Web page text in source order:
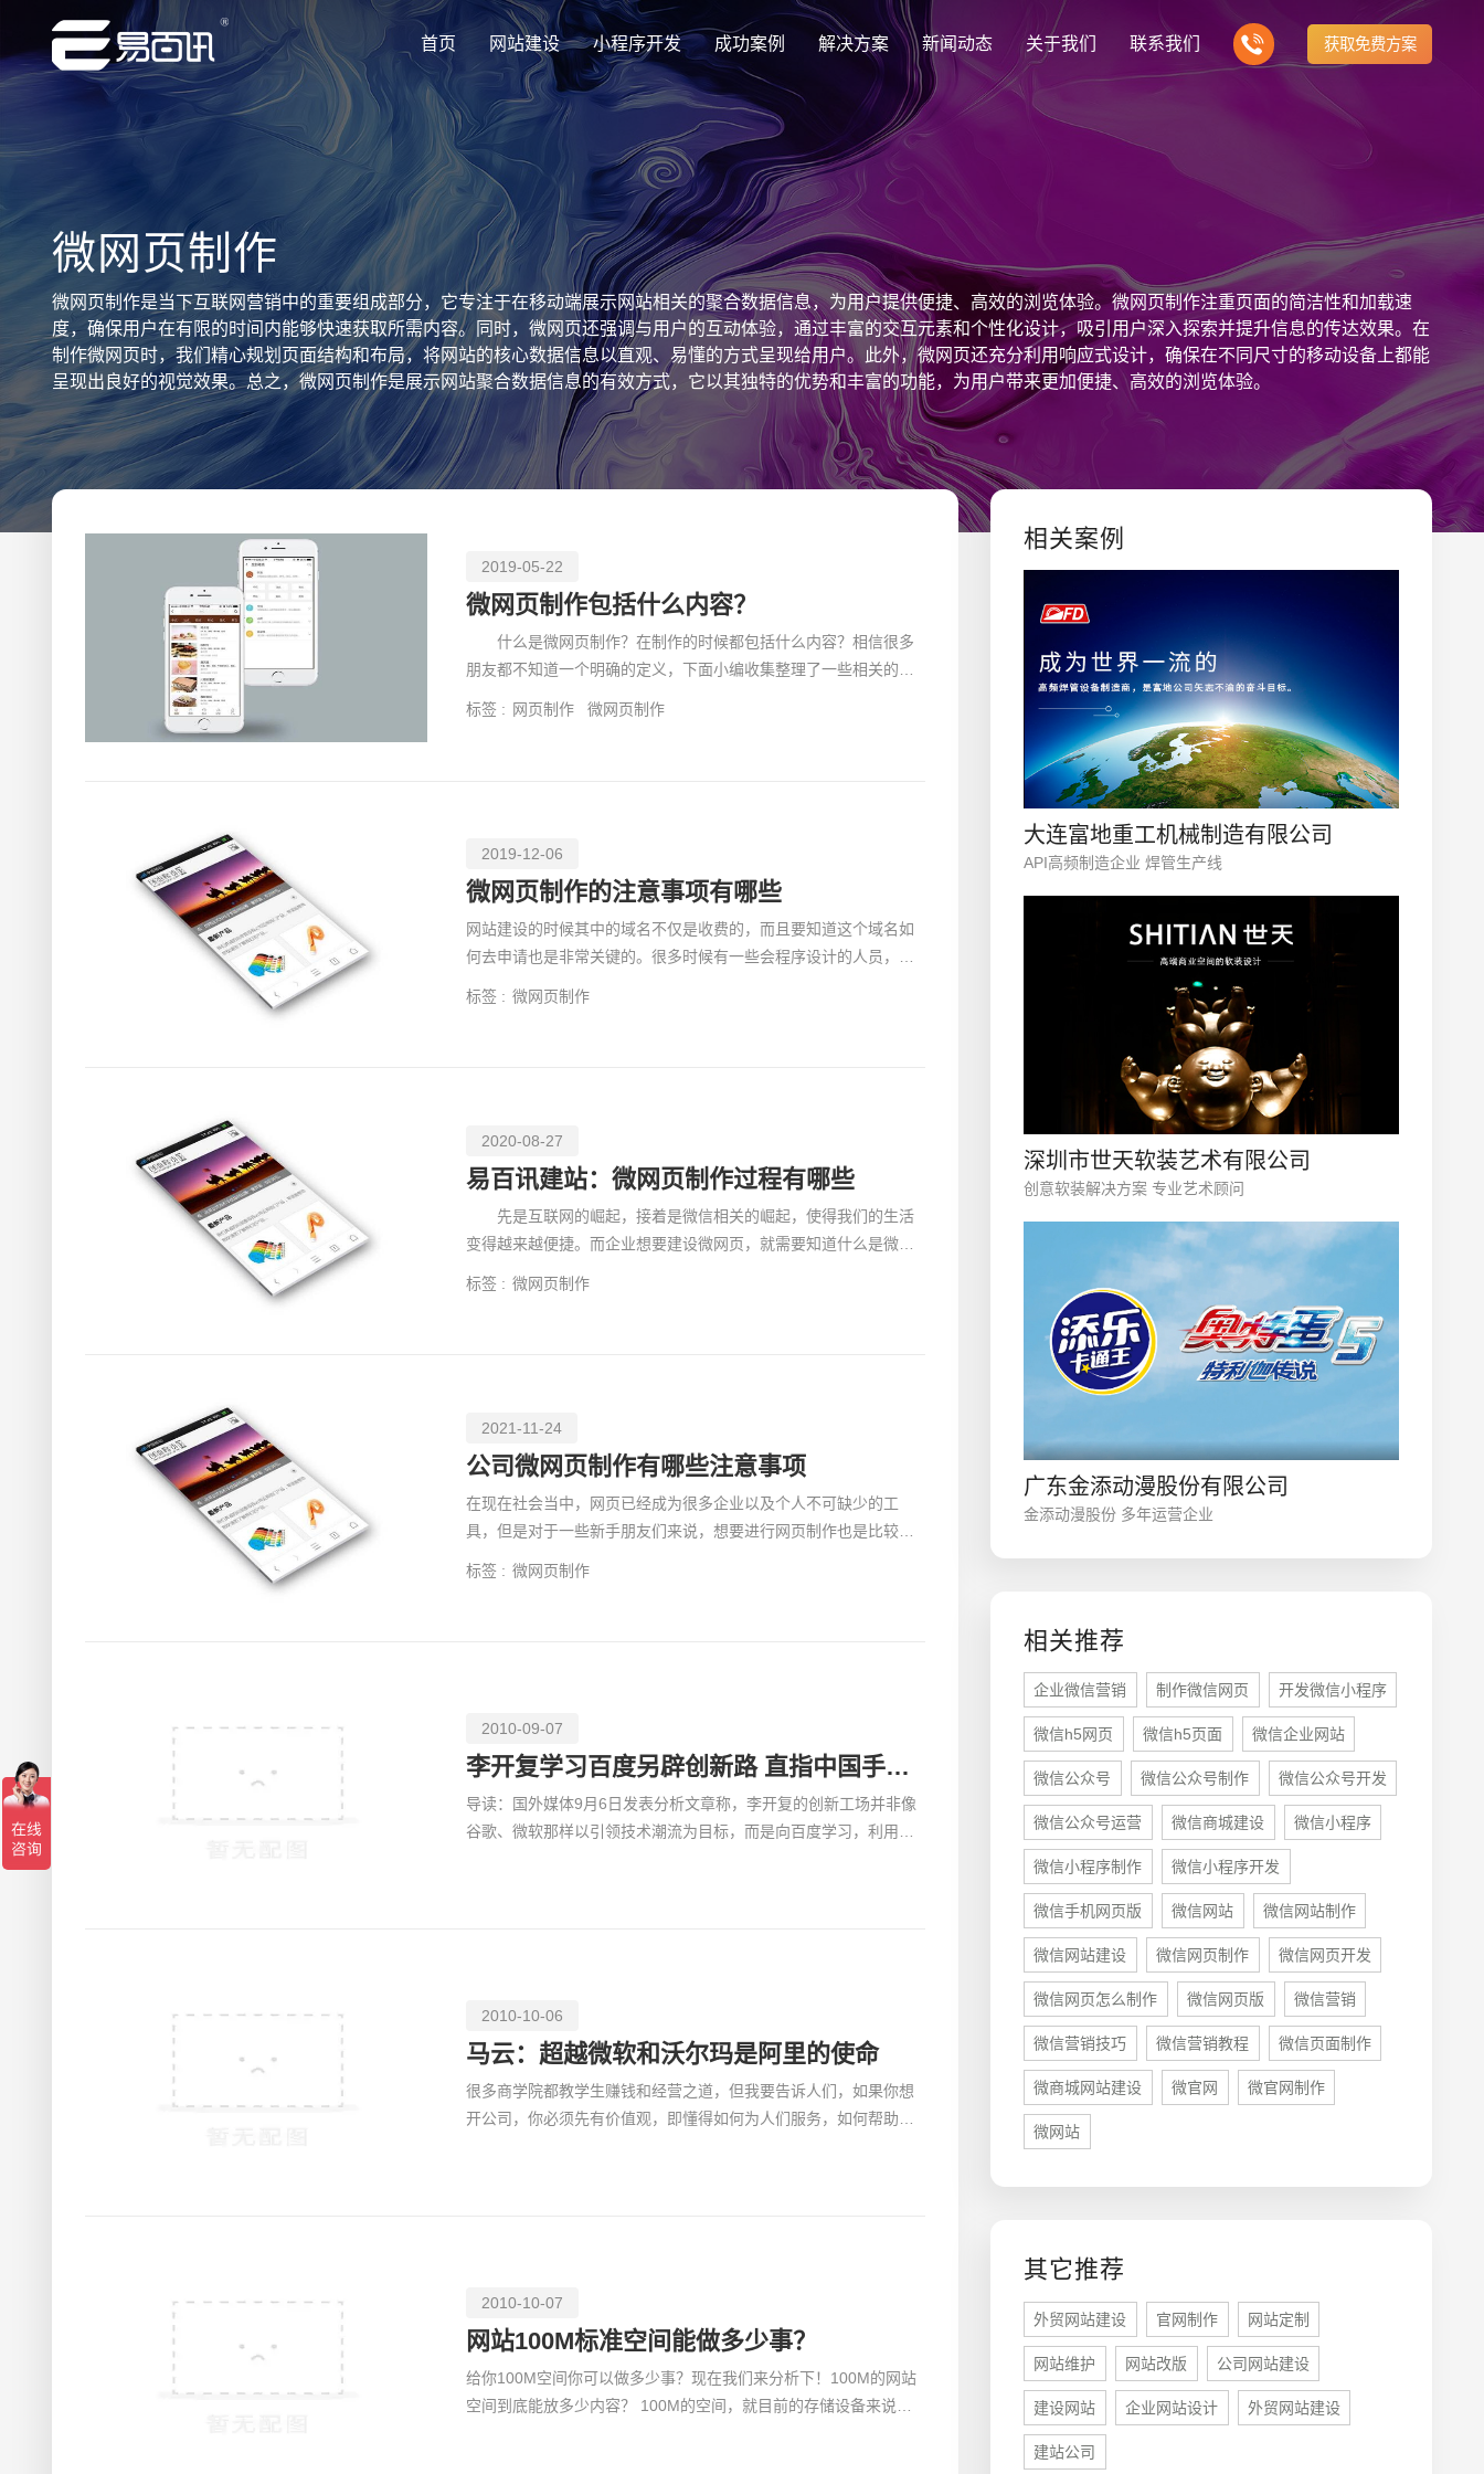
首页 网站建设
专注网站建设行业优质供应商
创意品牌型网站建设
企业品牌高端网站设计
企业营销型网站建设
响应式网站建设
适应各个终端设备网站
网站建设定制改版
定制化网站建设改版方案
购物商城系统开发
零售在线电子商务网站
手机微信网站建设
小程序开发 成功案例
专注网站建设行业优质供应商 集团上市网站
集团大企上市公司
行业门户网站
行业门户网站平台开发
外贸出口网站
外贸进出口网站开发
企业品牌官网
创意品牌型网站建设
企业营销网站
营销型网站建力企业公信力
解决方案
专注网站建设行业优质供应商
解决方案
定制化视觉设计与互动策划方案
芯片半导体网站建设解决方
案
新能源行业网站建设解决方
案
政府网站建设解决方案
购物商城网站建设解决方案 品牌形象网站建设解决方案
门户网站建设解决方案 营销型网站建设解决方案 企业网站建设解决方案
多样化产品总有一个满足你的需求
新闻动态
专注网站建设行业优质供应商 最新签约
Latest signing
建站知识
Website building knowledge
行业新闻
Industry information
网站设计
Website Design
网站观点
Website viewpoint
关于我们
专注网站建设行业优质供应商 公司介绍
致力于互联网品牌建设
公司团队
我们的团队协作精神
发展历程
一路走来感谢您的陪伴
联系我们 获取免费方案
微网页制作
微网页制作是当下互联网营销中的重要组成部分，它专注于在移动端展示网站相关的聚合数据信息，为用户提供便捷、高效的浏览体验。微网页制作注重页面的简洁性和加载速
度，确保用户在有限的时间内能够快速获取所需内容。同时，微网页还强调与用户的互动体验，通过丰富的交互元素和个性化设计，吸引用户深入探索并提升信息的传达效果。在
制作微网页时，我们精心规划页面结构和布局，将网站的核心数据信息以直观、易懂的方式呈现给用户。此外，微网页还充分利用响应式设计，确保在不同尺寸的移动设备上都能
呈现出良好的视觉效果。总之，微网页制作是展示网站聚合数据信息的有效方式，它以其独特的优势和丰富的功能，为用户带来更加便捷、高效的浏览体验。
2019-05-22
微网页制作包括什么内容？
什么是微网页制作？在制作的时候都包括什么内容？相信很多
朋友都不知道一个明确的定义，下面小编收集整理了一些相关的信
标签 : 网页制作 微网页制作
2019-12-06
微网页制作的注意事项有哪些
网站建设的时候其中的域名不仅是收费的，而且要知道这个域名如
何去申请也是非常关键的。很多时候有一些会程序设计的人员，或
标签 : 微网页制作
2020-08-27
易百讯建站：微网页制作过程有哪些
先是互联网的崛起，接着是微信相关的崛起，使得我们的生活
变得越来越便捷。而企业想要建设微网页，就需要知道什么是微网
标签 : 微网页制作
2021-11-24
公司微网页制作有哪些注意事项
在现在社会当中，网页已经成为很多企业以及个人不可缺少的工
具，但是对于一些新手朋友们来说，想要进行网页制作也是比较简
标签 : 微网页制作
2010-09-07
李开复学习百度另辟创新路 直指中国手机用户
导读：国外媒体9月6日发表分析文章称，李开复的创新工场并非像
谷歌、微软那样以引领技术潮流为目标，而是向百度学习，利用现
2010-10-06
马云：超越微软和沃尔玛是阿里的使命
很多商学院都教学生赚钱和经营之道，但我要告诉人们，如果你想
开公司，你必须先有价值观，即懂得如何为人们服务，如何帮助人
2010-10-07
网站100M标准空间能做多少事？
给你100M空间你可以做多少事？现在我们来分析下！100M的网站
空间到底能放多少内容？ 100M的空间，就目前的存储设备来说，
相关案例
大连富地重工机械制造有限公司
API高频制造企业 焊管生产线
深圳市世天软装艺术有限公司
创意软装解决方案 专业艺术顾问
广东金添动漫股份有限公司
金添动漫股份 多年运营企业
相关推荐
企业微信营销 制作微信网页 开发微信小程序
微信h5网页 微信h5页面 微信企业网站
微信公众号 微信公众号制作 微信公众号开发
微信公众号运营 微信商城建设 微信小程序
微信小程序制作 微信小程序开发
微信手机网页版 微信网站 微信网站制作
微信网站建设 微信网页制作 微信网页开发
微信网页怎么制作 微信网页版 微信营销
微信营销技巧 微信营销教程 微信页面制作
微商城网站建设 微官网 微官网制作
微网站
其它推荐
外贸网站建设 官网制作 网站定制
网站维护 网站改版 公司网站建设
建设网站 企业网站设计 外贸网站建设
建站公司
座机
0755-
创意品牌型网站 · 标准企业官网建设
电商及系统平台开发 · 微信小程序开发 · 年度运维服务